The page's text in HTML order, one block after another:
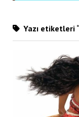
Yazı etiketleri